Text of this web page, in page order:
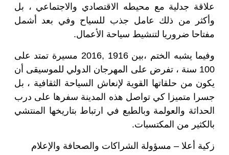
علاقة جدلية مع محيطه الاقتصادي والاجتماعي ، بل
وأكثر من ذلك عامل جذب للسياح وفي بعد أشمل
مفتاحا ضروريا لتنشيط سياحة الأعمال.
وفيما يشبه الختم ،بين 1916 ,2016 مسيرة تمتد على
100 سنة ، تفرض على المهرجان الدولي للموسيقى أن
يكون من حلقاتها القوية لإنعاش السياحة الثقافية ، بل
جسرا متميزا كي تواصل هذه المدينة سفرها على درب
الحداثة والعولمة وبالطبع في ارتباط بتاريخها المنتشي
بالكثير من المكتسبات.
زكية أعلا – مسؤولة الشراكات والصحافة والإعلام